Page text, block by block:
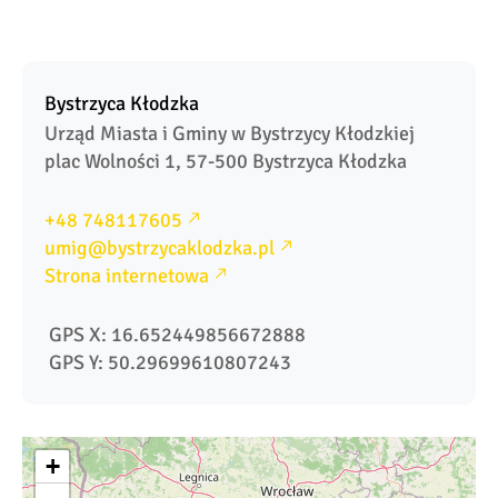
Bystrzyca Kłodzka
Urząd Miasta i Gminy w Bystrzycy Kłodzkiej
plac Wolności 1, 57-500 Bystrzyca Kłodzka
+48 748117605
umig@bystrzycaklodzka.pl
Strona internetowa
GPS X: 16.652449856672888
GPS Y: 50.29699610807243
+